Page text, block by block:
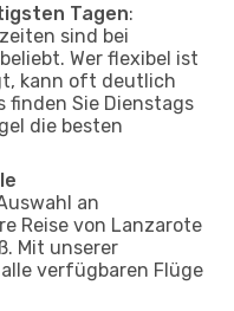
Tagen:
sind bei
Wer flexibel ist
kann oft deutlich
finden Sie Dienstags
die besten
an
Reise von Lanzarote
Mit unserer
verfügbaren Flüge